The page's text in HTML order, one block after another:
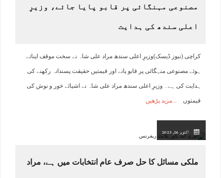
مصنوعی مہنگائی پر قابو پایا جائے، وزیرِ
اعلی سندھ کی ہدایت
کراچی (نیوز ڈیسک)وزیرِ اعلی سندھ مراد علی شاہ نے سخت موقف اپناتے
ہوئے مصنوعی منہگائی پر قابو پانے اور قیمتیں حقیقت پسندانہ رکھنے کی
ہدایت کی ہے۔ وزیرِ اعلی سندھ مراد علی شاہ نے اشیائے خور و نوش کی
قیمتوں مزید پڑھیں
اکتوبر 26, 2023
ملکی مسائل کا حل صرف عام انتخابات میں ہے، مراد